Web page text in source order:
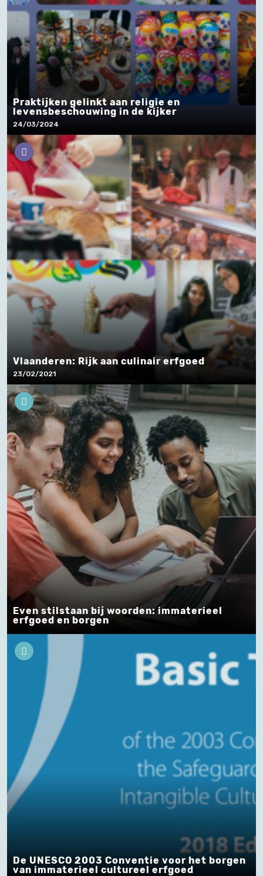
Praktijken gelinkt aan religie en
levensbeschouwing in de kijker
24/03/2024
Vlaanderen: Rijk aan culinair erfgoed
23/02/2021
Even stilstaan bij woorden: immaterieel
erfgoed en borgen
De UNESCO 2003 Conventie voor het borgen
van immaterieel cultureel erfgoed